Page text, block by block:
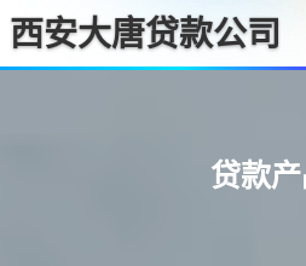
西安大唐贷款公司
贷款